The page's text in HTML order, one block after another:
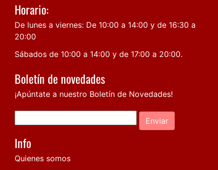
Horario:
De lunes a viernes: De 10:00 a 14:00 y de 16:30 a
20:00
Sábados de 10:00 a 14:00 y de 17:00 a 20:00.
Boletín de novedades
¡Apúntate a nuestro Boletín de Novedades!
Enviar
Info
Quienes somos